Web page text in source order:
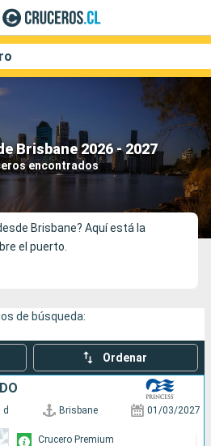
Brisbane 2026 - 2027
encontrados
Compañías
Brisbane? Aquí está la
el puerto.
de búsqueda:
Ordenar
d Brisbane 01/03/2027
Crucero Premium